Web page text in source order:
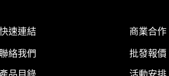
速連結
絡我們
商業合作
批發報價